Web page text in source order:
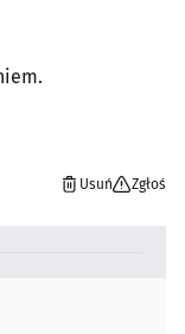
Usuń Zgłoś